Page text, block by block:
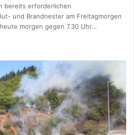
erforderlichen
und Brandnester am Freitagmorgen
morgen gegen 7.30 Uhr…